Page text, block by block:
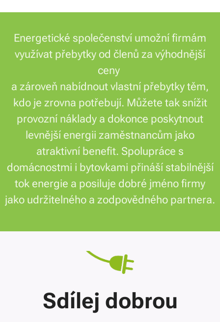
Energetické společenství umožní firmám
využívat přebytky od členů za výhodnější
ceny
a zároveň nabídnout vlastní přebytky těm,
kdo je zrovna potřebují. Můžete tak snížit
provozní náklady a dokonce poskytnout
levnější energii zaměstnancům jako
atraktivní benefit. Spolupráce s
domácnostmi i bytovkami přináší stabilnější
tok energie a posiluje dobré jméno firmy
jako udržitelného a zodpovědného partnera.
Sdílej dobrou